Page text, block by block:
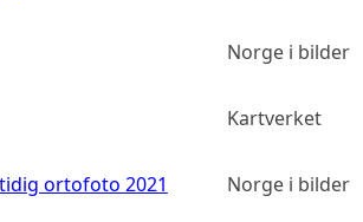
Norge i bilder
Kartverket
ortofoto 2021 Norge i bilder